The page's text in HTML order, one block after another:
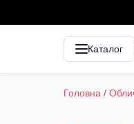
Каталог
Головна /